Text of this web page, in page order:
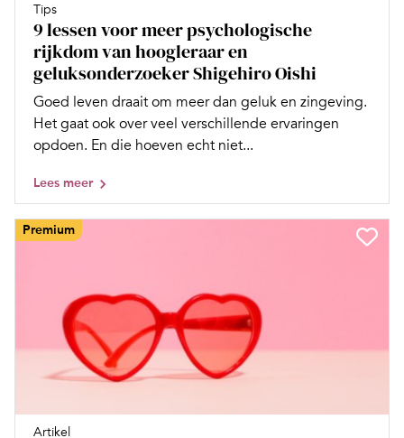
Tips
9 lessen voor meer psychologische
rijkdom van hoogleraar en
geluksonderzoeker Shigehiro Oishi
Goed leven draait om meer dan geluk en zingeving.
Het gaat ook over veel verschillende ervaringen
opdoen. En die hoeven echt niet...
Lees meer
Premium
Artikel